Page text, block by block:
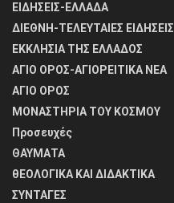
ΕΙΔΗΣΕΙΣ-ΕΛΛΑΔΑ
ΔΙΕΘΝΗ-ΤΕΛΕΥΤΑΙΕΣ ΕΙΔΗΣΕΙΣ
ΕΚΚΛΗΣΙΑ ΤΗΣ ΕΛΛΑΔΟΣ
ΑΓΙΟ ΟΡΟΣ-ΑΓΙΟΡΕΙΤΙΚΑ ΝΕΑ
ΑΓΙΟ ΟΡΟΣ
ΜΟΝΑΣΤΗΡΙΑ ΤΟΥ ΚΟΣΜΟΥ
Προσευχές
ΘΑΥΜΑΤΑ
θΕΟΛΟΓΙΚΑ ΚΑΙ ΔΙΔΑΚΤΙΚΑ
ΣΥΝΤΑΓΕΣ